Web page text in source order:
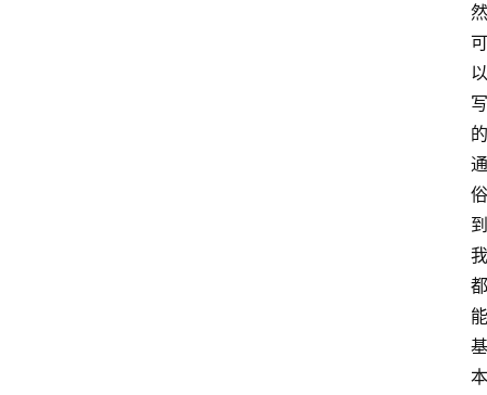
然
可
以
写
的
通
俗
到
我
都
能
基
本